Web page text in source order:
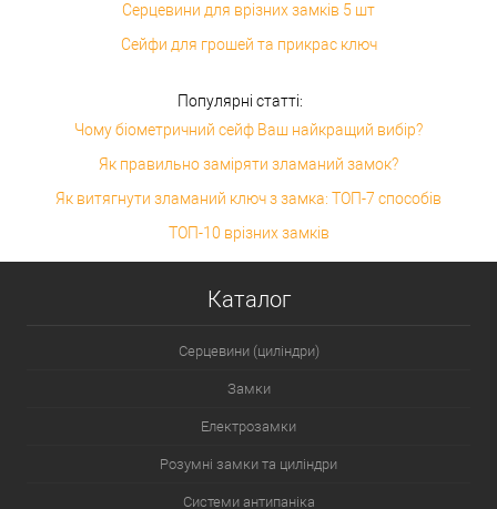
Серцевини для врізних замків 5 шт
Сейфи для грошей та прикрас ключ
Популярні статті:
Чому біометричний сейф Ваш найкращий вибір?
Як правильно заміряти зламаний замок?
Як витягнути зламаний ключ з замка: ТОП-7 способів
ТОП-10 врізних замків
Каталог
Серцевини (циліндри)
Замки
Електрозамки
Розумні замки та циліндри
Системи антипаніка